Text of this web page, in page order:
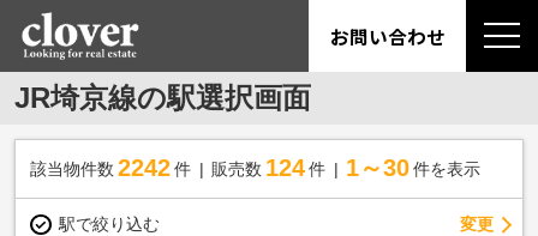
お問い合わせ
JR埼京線の駅選択画面
該当物件数 2242件 販売数 124 件 1～30 件を表示
駅で絞り込む 変更